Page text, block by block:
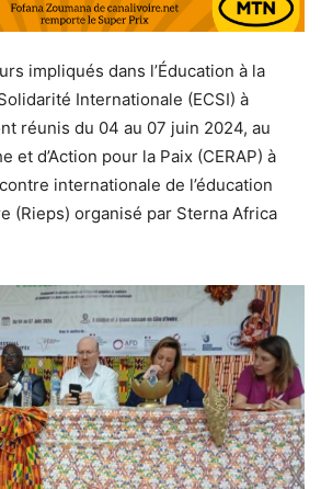
impliqués dans l’Éducation à la
Internationale (ECSI) à
réunis du 04 au 07 juin 2024, au
et d’Action pour la Paix (CERAP) à
internationale de l’éducation
(Rieps) organisé par Sterna Africa